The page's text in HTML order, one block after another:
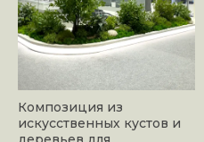
Композиция из
искусственных кустов и